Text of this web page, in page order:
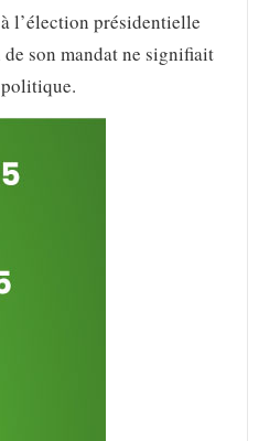
l’élection présidentielle
son mandat ne signifiait